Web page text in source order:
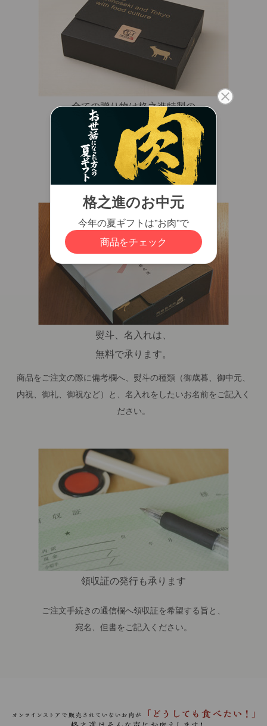
全ての贈り物は格之進特製の
ブラックギフトボックスでお届け！
素材感のある独特なブラックの塗装で、
高級感あふれるギフトボックスです。
熨斗、名入れは、
無料で承ります。
商品をご注文の際に備考欄へ、熨斗の種類（御歳暮、御中元、
内祝、御礼、御祝など）と、名入れをしたいお名前をご記入く
ださい。
領収証の発行も承ります
ご注文手続きの通信欄へ領収証を希望する旨と、
宛名、但書をご記入ください。